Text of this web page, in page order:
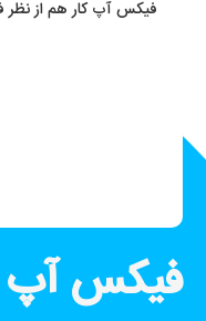
فیکس آپ کار هم از نظر
فیکس آپ